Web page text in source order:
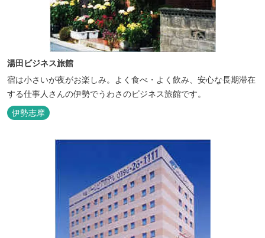
湯田ビジネス旅館
宿は小さいが夜がお楽しみ。よく食べ・よく飲み、安心な長期滞在
する仕事人さんの伊勢でうわさのビジネス旅館です。
伊勢志摩